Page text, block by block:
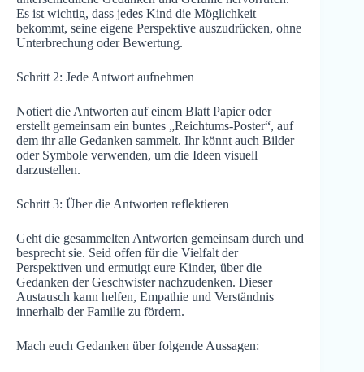
Es ist wichtig, dass jedes Kind die Möglichkeit
bekommt, seine eigene Perspektive auszudrücken, ohne
Unterbrechung oder Bewertung.
Schritt 2: Jede Antwort aufnehmen
Notiert die Antworten auf einem Blatt Papier oder
erstellt gemeinsam ein buntes „Reichtums-Poster“, auf
dem ihr alle Gedanken sammelt. Ihr könnt auch Bilder
oder Symbole verwenden, um die Ideen visuell
darzustellen.
Schritt 3: Über die Antworten reflektieren
Geht die gesammelten Antworten gemeinsam durch und
besprecht sie. Seid offen für die Vielfalt der
Perspektiven und ermutigt eure Kinder, über die
Gedanken der Geschwister nachzudenken. Dieser
Austausch kann helfen, Empathie und Verständnis
innerhalb der Familie zu fördern.
Mach euch Gedanken über folgende Aussagen: